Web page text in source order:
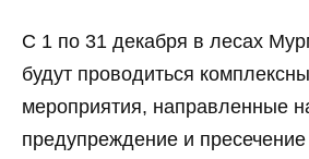
С 1 по 31 декабря в лесах
будут проводиться
мероприятия, направленные
предупреждение и